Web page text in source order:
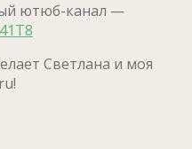
ютюб-канал —
Светлана и моя